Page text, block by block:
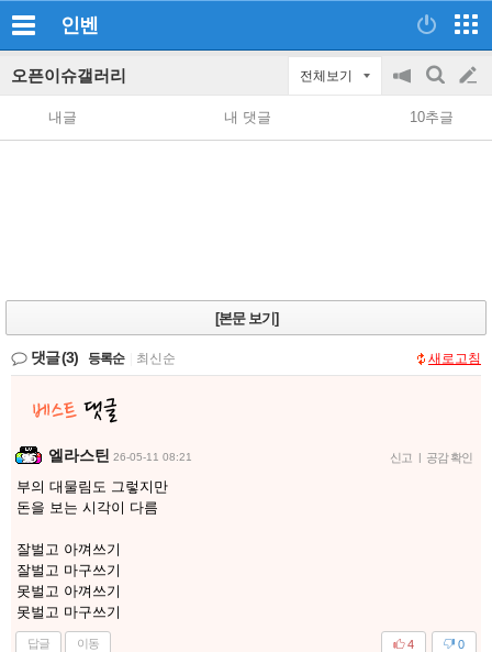
인벤
오픈이슈갤러리 전체보기
공
지
on/off
검
색
글
쓰
내글 내 댓글 10추글
[본문 보기]
댓글(3) 등록순 최신순 새로고침
엘라스틴 26-05-11 08:21 신고 | 공감 확인
부의 대물림도 그렇지만
돈을 보는 시각이 다름
잘벌고 아껴쓰기
잘벌고 마구쓰기
못벌고 아껴쓰기
못벌고 마구쓰기
답글 이동 0
4